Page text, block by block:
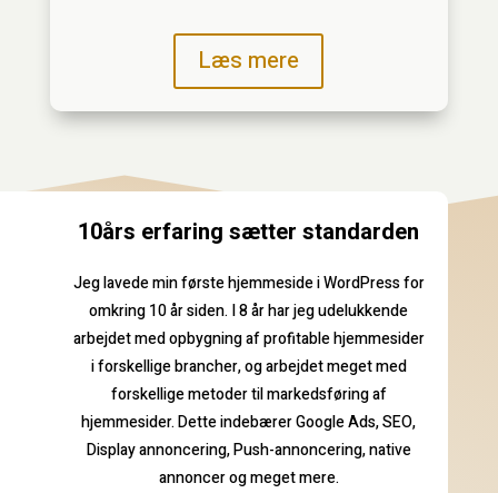
Læs mere
10års erfaring sætter standarden
Jeg lavede min første hjemmeside i WordPress for
omkring 10 år siden. I 8 år har jeg udelukkende
arbejdet med opbygning af profitable hjemmesider
i forskellige brancher, og arbejdet meget med
forskellige metoder til markedsføring af
hjemmesider. Dette indebærer Google Ads, SEO,
Display annoncering, Push-annoncering, native
annoncer og meget mere.